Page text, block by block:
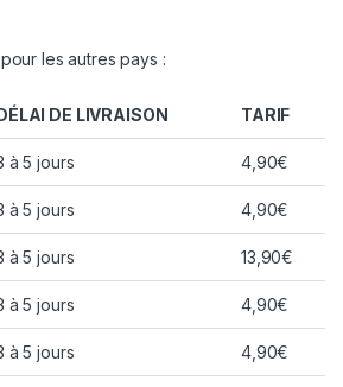
les autres pays :
DE LIVRAISON TARIF
à 5 jours 4,90€
à 5 jours 4,90€
à 5 jours 13,90€
à 5 jours 4,90€
à 5 jours 4,90€